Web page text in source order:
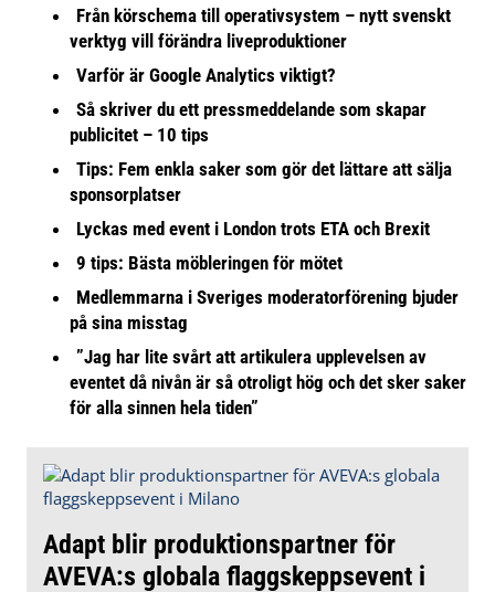
Från körschema till operativsystem – nytt svenskt
verktyg vill förändra liveproduktioner
Varför är Google Analytics viktigt?
Så skriver du ett pressmeddelande som skapar
publicitet – 10 tips
Tips: Fem enkla saker som gör det lättare att sälja
sponsorplatser
Lyckas med event i London trots ETA och Brexit
9 tips: Bästa möbleringen för mötet
Medlemmarna i Sveriges moderatorförening bjuder
på sina misstag
”Jag har lite svårt att artikulera upplevelsen av
eventet då nivån är så otroligt hög och det sker saker
för alla sinnen hela tiden”
Adapt blir produktionspartner för
AVEVA:s globala flaggskeppsevent i